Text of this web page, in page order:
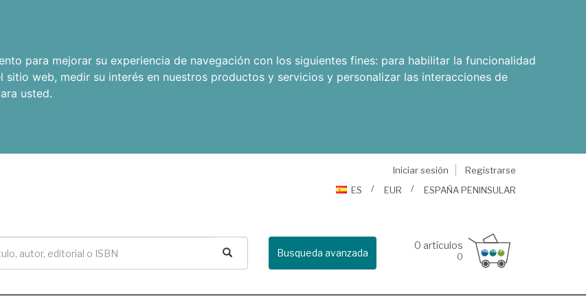
para mejorar su experiencia de navegación con los siguientes fines: para habilitar la funcionalidad
sitio web, medir su interés en nuestros productos y servicios y personalizar las interacciones de
usted.
Iniciar sesión
Registrarse
ES
EUR ESPAÑA PENINSULAR
Busqueda avanzada
0 artículos
0